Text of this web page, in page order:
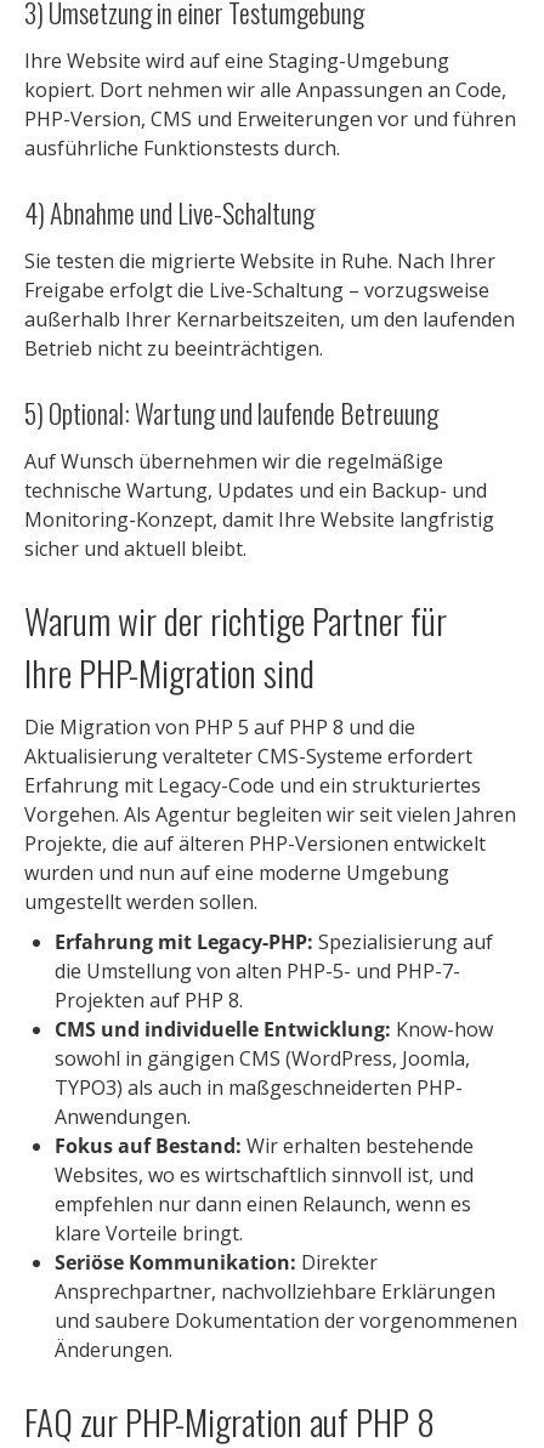
3) Umsetzung in einer Testumgebung
Ihre Website wird auf eine Staging-Umgebung
kopiert. Dort nehmen wir alle Anpassungen an Code,
PHP-Version, CMS und Erweiterungen vor und führen
ausführliche Funktionstests durch.
4) Abnahme und Live-Schaltung
Sie testen die migrierte Website in Ruhe. Nach Ihrer
Freigabe erfolgt die Live-Schaltung – vorzugsweise
außerhalb Ihrer Kernarbeitszeiten, um den laufenden
Betrieb nicht zu beeinträchtigen.
5) Optional: Wartung und laufende Betreuung
Auf Wunsch übernehmen wir die regelmäßige
technische Wartung, Updates und ein Backup- und
Monitoring-Konzept, damit Ihre Website langfristig
sicher und aktuell bleibt.
Warum wir der richtige Partner für
Ihre PHP-Migration sind
Die Migration von PHP 5 auf PHP 8 und die
Aktualisierung veralteter CMS-Systeme erfordert
Erfahrung mit Legacy-Code und ein strukturiertes
Vorgehen. Als Agentur begleiten wir seit vielen Jahren
Projekte, die auf älteren PHP-Versionen entwickelt
wurden und nun auf eine moderne Umgebung
umgestellt werden sollen.
Erfahrung mit Legacy-PHP: Spezialisierung auf
die Umstellung von alten PHP-5- und PHP-7-
Projekten auf PHP 8.
CMS und individuelle Entwicklung: Know-how
sowohl in gängigen CMS (WordPress, Joomla,
TYPO3) als auch in maßgeschneiderten PHP-
Anwendungen.
Fokus auf Bestand: Wir erhalten bestehende
Websites, wo es wirtschaftlich sinnvoll ist, und
empfehlen nur dann einen Relaunch, wenn es
klare Vorteile bringt.
Seriöse Kommunikation: Direkter
Ansprechpartner, nachvollziehbare Erklärungen
und saubere Dokumentation der vorgenommenen
Änderungen.
FAQ zur PHP-Migration auf PHP 8